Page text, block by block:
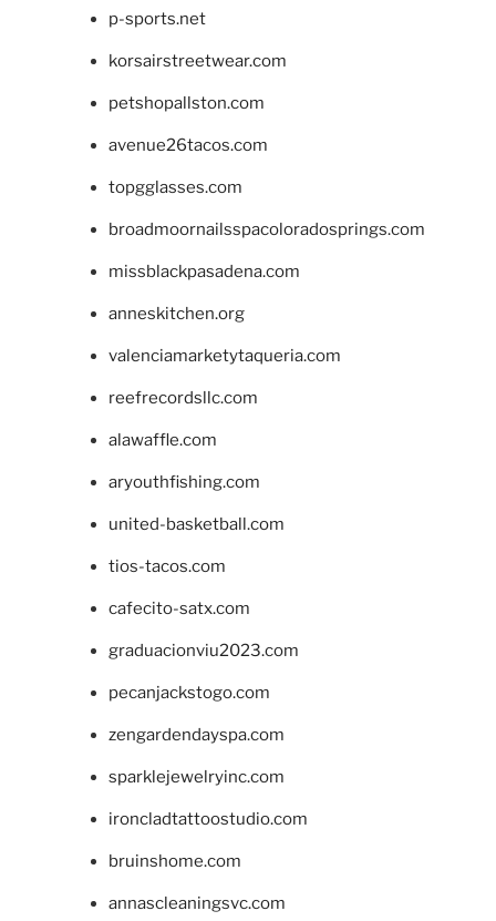
p-sports.net
korsairstreetwear.com
petshopallston.com
avenue26tacos.com
topgglasses.com
broadmoornailsspacoloradosprings.com
missblackpasadena.com
anneskitchen.org
valenciamarketytaqueria.com
reefrecordsllc.com
alawaffle.com
aryouthfishing.com
united-basketball.com
tios-tacos.com
cafecito-satx.com
graduacionviu2023.com
pecanjackstogo.com
zengardendayspa.com
sparklejewelryinc.com
ironcladtattoostudio.com
bruinshome.com
annascleaningsvc.com